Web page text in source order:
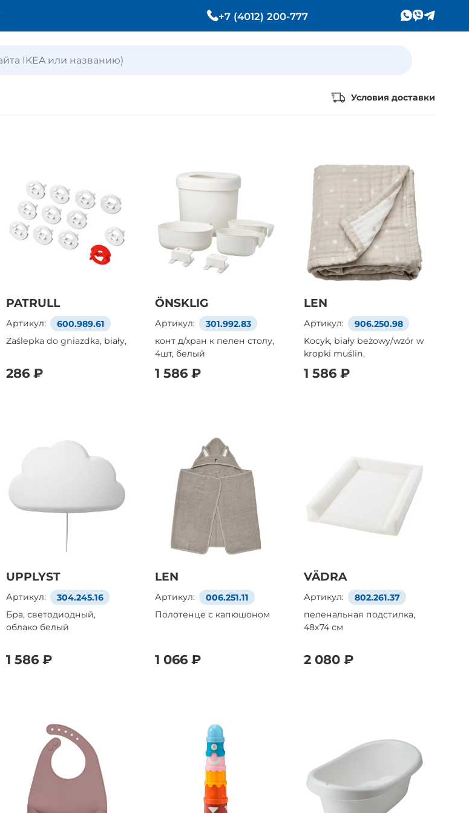
+7 (4012) 200-777
Условия доставки
PATRULL
Артикул:
600.989.61
Zaślepka do gniazdka, biały,
286 ₽
ÖNSKLIG
Артикул:
301.992.83
конт д/хран к пелен столу,
4шт, белый
1 586 ₽
LEN
Артикул:
906.250.98
Kocyk, biały beżowy/wzór w
kropki muślin,
1 586 ₽
UPPLYST
Артикул:
304.245.16
Бра, светодиодный,
облако белый
1 586 ₽
LEN
Артикул:
006.251.11
Полотенце с капюшоном
1 066 ₽
VÄDRA
Артикул:
802.261.37
пеленальная подстилка,
48x74 см
2 080 ₽